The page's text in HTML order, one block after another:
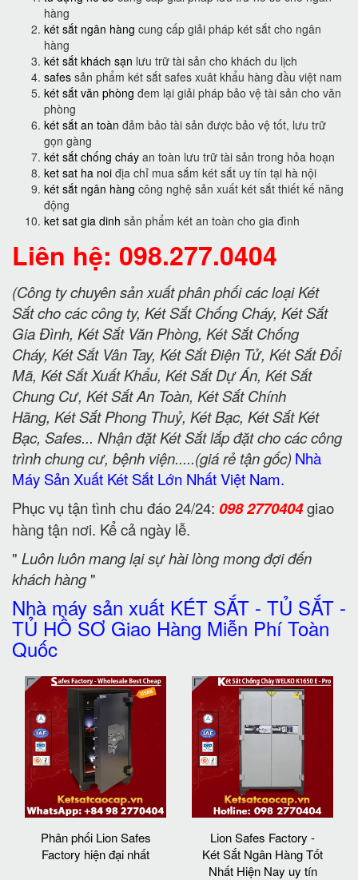
hàng
két sắt ngân hàng cung cấp giải pháp két sắt cho ngân
hàng
két sắt khách sạn lưu trữ tài sản cho khách du lịch
safes sản phẩm két sắt safes xuât khẩu hàng đầu việt nam
két sắt văn phòng đem lại giải pháp bảo vệ tài sản cho văn
phòng
két sắt an toàn đảm bảo tài sản được bảo vệ tốt, lưu trữ
gọn gàng
két sắt chống cháy an toàn lưu trữ tài sản trong hỏa hoạn
ket sat ha noi địa chỉ mua sắm két sắt uy tín tại hà nội
két sắt ngân hàng công nghệ sản xuất két sắt thiết kế năng
động
ket sat gia dinh sản phẩm két an toàn cho gia đình
Liên hệ: 098.277.0404
(Công ty chuyên sản xuất phân phối các loại Két
Sắt cho các công ty, Két Sắt Chống Cháy, Két Sắt
Gia Đình, Két Sắt Văn Phòng, Két Sắt Chống
Cháy, Két Sắt Vân Tay, Két Sắt Điện Tử, Két Sắt Đổi
Mã, Két Sắt Xuất Khẩu, Két Sắt Dự Án, Két Sắt
Chung Cư, Két Sắt An Toàn, Két Sắt Chính
Hãng, Két Sắt Phong Thuỷ, Két Bạc, Két Sắt Két
Bạc, Safes... Nhận đặt Két Sắt lắp đặt cho các công
trình chung cư, bệnh viện.....(giá rẻ tận gốc) Nhà
Máy Sản Xuất Két Sắt Lớn Nhất Việt Nam.
Phục vụ tận tình chu đáo 24/24: 098 2770404giao
hàng tận nơi. Kể cả ngày lễ.
" Luôn luôn mang lại sự hài lòng mong đợi đến
khách hàng"
Nhà máy sản xuất KÉT SẮT - TỦ SẮT -
TỦ HỒ SƠ Giao Hàng Miễn Phí Toàn
Quốc
Phân phối Lion Safes
Factory hiện đại nhất
Lion Safes Factory -
Két Sắt Ngân Hàng Tốt
Nhất Hiện Nay uy tín